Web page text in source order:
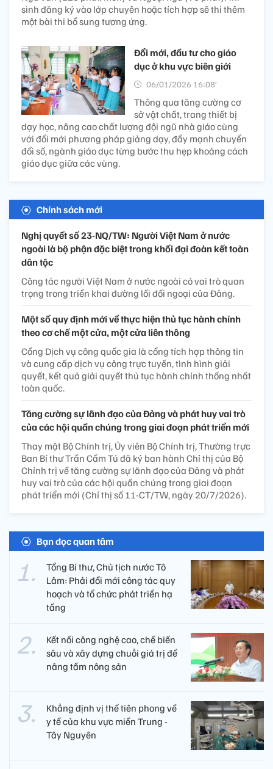
sinh đăng ký vào lớp chuyên hoặc tích hợp sẽ thi thêm
một bài thi bổ sung tương ứng.
Đổi mới, đầu tư cho giáo
dục ở khu vực biên giới
06/01/2026 16:08’
Thông qua tăng cường cơ
sở vật chất, trang thiết bị
dạy học, nâng cao chất lượng đội ngũ nhà giáo cùng
với đổi mới phương pháp giảng dạy, đẩy mạnh chuyển
đổi số, ngành giáo dục từng bước thu hẹp khoảng cách
giáo dục giữa các vùng.
Chính sách mới
Nghị quyết số 23-NQ/TW: Người Việt Nam ở nước
ngoài là bộ phận đặc biệt trong khối đại đoàn kết toàn
dân tộc
Công tác người Việt Nam ở nước ngoài có vai trò quan
trọng trong triển khai đường lối đối ngoại của Đảng.
Một số quy định mới về thực hiện thủ tục hành chính
theo cơ chế một cửa, một cửa liên thông
Cổng Dịch vụ công quốc gia là cổng tích hợp thông tin
và cung cấp dịch vụ công trực tuyến, tình hình giải
quyết, kết quả giải quyết thủ tục hành chính thống nhất
toàn quốc.
Tăng cường sự lãnh đạo của Đảng và phát huy vai trò
của các hội quần chúng trong giai đoạn phát triển mới
Thay mặt Bộ Chính trị, Ủy viên Bộ Chính trị, Thường trực
Ban Bí thư Trần Cẩm Tú đã ký ban hành Chỉ thị của Bộ
Chính trị về tăng cường sự lãnh đạo của Đảng và phát
huy vai trò của các hội quần chúng trong giai đoạn
phát triển mới (Chỉ thị số 11-CT/TW, ngày 20/7/2026).
Bạn đọc quan tâm
Tổng Bí thư, Chủ tịch nước Tô
Lâm: Phải đổi mới công tác quy
hoạch và tổ chức phát triển hạ
tầng
Kết nối công nghệ cao, chế biến
sâu và xây dựng chuỗi giá trị để
nâng tầm nông sản
Khẳng định vị thế tiên phong về
y tế của khu vực miền Trung -
Tây Nguyên ​